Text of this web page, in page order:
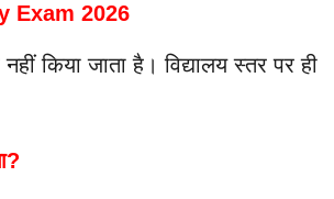
Exam 2026
नहीं किया जाता है। विद्यालय स्तर पर ही